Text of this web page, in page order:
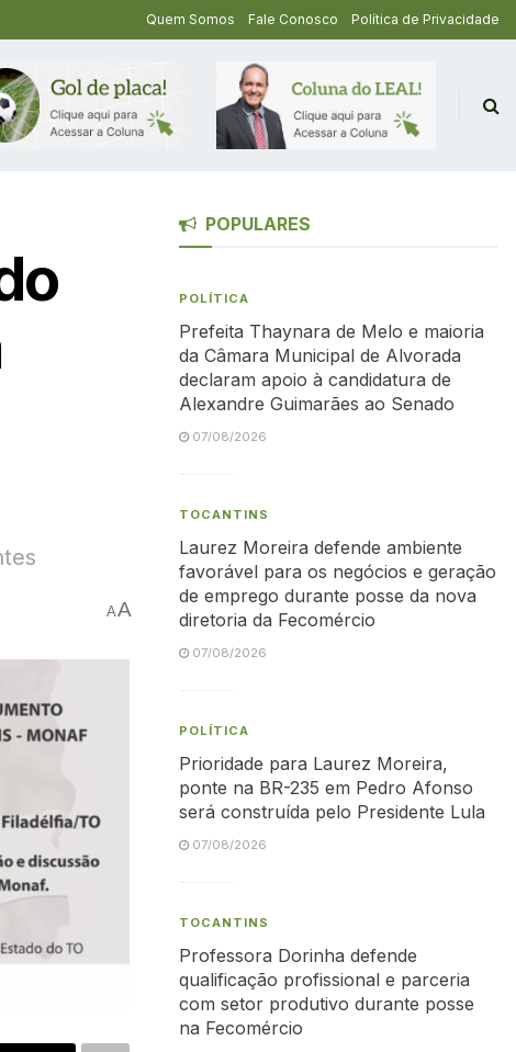
Quem Somos Fale Conosco Política de Privacidade
AA
POPULARES
POLÍTICA
Prefeita Thaynara de Melo e maioria
da Câmara Municipal de Alvorada
declaram apoio à candidatura de
Alexandre Guimarães ao Senado
07/08/2026
TOCANTINS
Laurez Moreira defende ambiente
favorável para os negócios e geração
de emprego durante posse da nova
diretoria da Fecomércio
07/08/2026
POLÍTICA
Prioridade para Laurez Moreira,
ponte na BR-235 em Pedro Afonso
será construída pelo Presidente Lula
07/08/2026
TOCANTINS
Professora Dorinha defende
qualificação profissional e parceria
com setor produtivo durante posse
na Fecomércio